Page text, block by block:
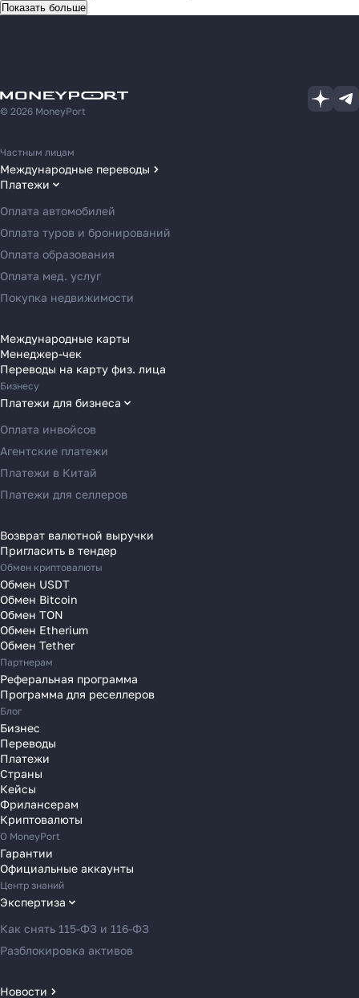
Показать больше
© 2026 MoneyPort
Частным лицам
Международные переводы
Переводы в США
Переводы в ОАЭ
Переводы в Европу
Переводы в Азию
Переводы в Россию
Переводы в Австрию
Переводы в Болгарию
Переводы в Венгрию
Переводы в Великобританию
Переводы в Грецию
Переводы в Германию
Переводы в Ирландию
Переводы в Испанию
Переводы в Италию
Переводы в Латвию
Переводы в Литву
Переводы в Молдавию
Переводы в Монако
Переводы в Нидерланды
Переводы в Польшу
Переводы в Португалию
Переводы в Румынию
Переводы в Сербию
Переводы в Словакию
Переводы в Словению
Переводы в Финляндию
Переводы в Францию
Переводы в Хорватию
Переводы в Черногорию
Переводы в Чехию
Переводы в Швейцарию
Переводы в Эстонию
Переводы в Азербайджан
Переводы в Армению
Переводы в Турцию
Платежи
Оплата автомобилей
Оплата туров и бронирований
Оплата образования
Оплата мед. услуг
Покупка недвижимости
Международные карты
Менеджер-чек
Переводы на карту физ. лица
Бизнесу
Платежи для бизнеса
Оплата инвойсов
Агентские платежи
Платежи в Китай
Платежи для селлеров
Возврат валютной выручки
Пригласить в тендер
Обмен криптовалюты
Обмен USDT
Обмен Bitcoin
Обмен TON
Обмен Etherium
Обмен Tether
Партнерам
Реферальная программа
Программа для реселлеров
Блог
Бизнес
Переводы
Платежи
Страны
Кейсы
Фрилансерам
Криптовалюты
О MoneyPort
Гарантии
Официальные аккаунты
Центр знаний
Экспертиза
Как снять 115-ФЗ и 116-ФЗ
Разблокировка активов
Новости